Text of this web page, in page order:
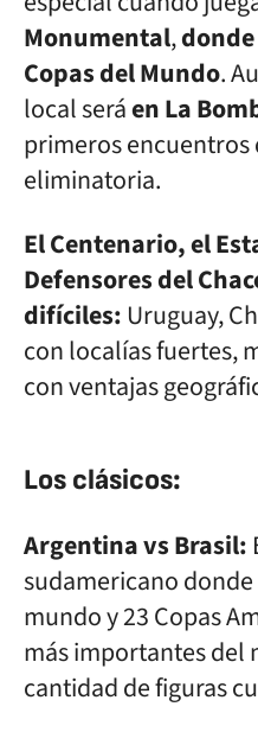
Monumental,
Copas del Mundo.
local seráen La
primeros encuentros
eliminatoria.
El Centenario, el
Defensores del
difíciles: Uruguay,
con localías fuertes,
con ventajas
Los clásicos:
Argentina vs Brasil:
sudamericano
mundo y 23 Copas
más importantes del
cantidad de figuras